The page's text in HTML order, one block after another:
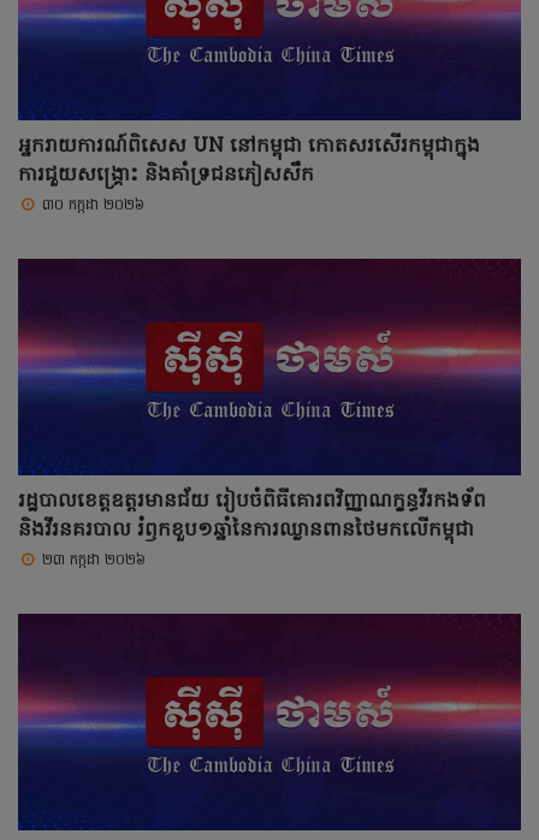
អ្នករាយការណ៍ពិសេស UN នៅកម្ពុជា កោតសរសើរកម្ពុជាក្នុង
ការជួយសង្គ្រោះ និងគាំទ្រជនភៀសសឹក
៣០ កក្កដា ២០២៦
រដ្ឋបាលខេត្តឧត្ដរមានជ័យ រៀបចំពិធីគោរពវិញ្ញាណក្ខន្ធវីរកងទ័ព
និងវីរនគរបាល រំឭកខួប១ឆ្នាំនៃការឈ្លានពានថៃមកលើកម្ពុជា
២៣ កក្កដា ២០២៦